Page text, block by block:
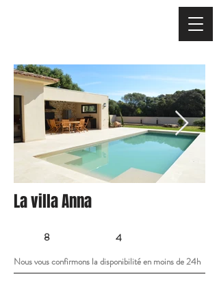
La villa Anna
8 4
Nous vous confirmons la disponibilité en moins de 24h